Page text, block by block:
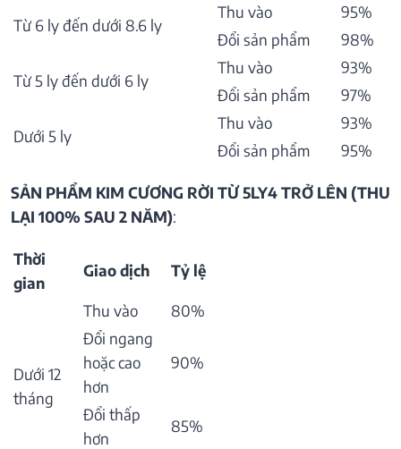
Từ 6 ly đến dưới 8.6 ly
Thu vào
95%
Đổi sản phẩm
98%
Từ 5 ly đến dưới 6 ly
Thu vào
93%
Đổi sản phẩm
97%
Dưới 5 ly
Thu vào
93%
Đổi sản phẩm
95%
SẢN PHẨM KIM CƯƠNG RỜI TỪ 5LY4 TRỞ LÊN (THU
LẠI 100% SAU 2 NĂM):
Thời
gian
Giao dịch Tỷ lệ
Dưới 12
tháng
Thu vào
80%
Đổi ngang
hoặc cao
hơn
90%
Đổi thấp
hơn
85%